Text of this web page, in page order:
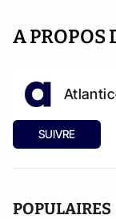
A PROPOS
SUIVRE
POPULAIRES